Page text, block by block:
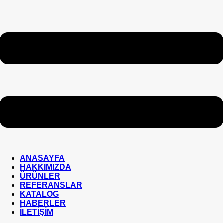
ANASAYFA
HAKKIMIZDA
ÜRÜNLER
REFERANSLAR
KATALOG
HABERLER
İLETİŞİM